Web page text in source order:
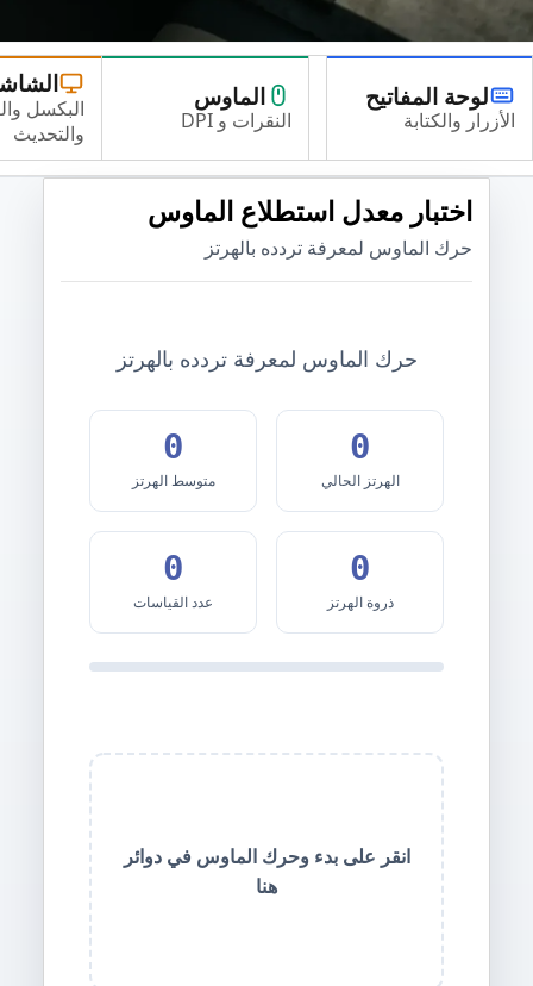
لوحة المفاتيح
الأزرار والكتابة
الماوس
النقرات و DPI
البكسل
والتحديث
اختبار معدل استطلاع الماوس
حرك الماوس لمعرفة تردده بالهرتز
حرك الماوس لمعرفة تردده بالهرتز
0
الهرتز الحالي
0
متوسط الهرتز
0
ذروة الهرتز
0
عدد القياسات
انقر على بدء وحرك الماوس في دوائر
هنا